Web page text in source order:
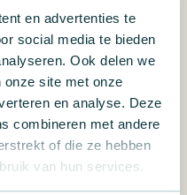
en advertenties te
social media te bieden
Ook delen we
onze site met onze
en analyse. Deze
combineren met andere
of die ze hebben
van hun services.
en
voor ESG in
doelen.
waarmee jij